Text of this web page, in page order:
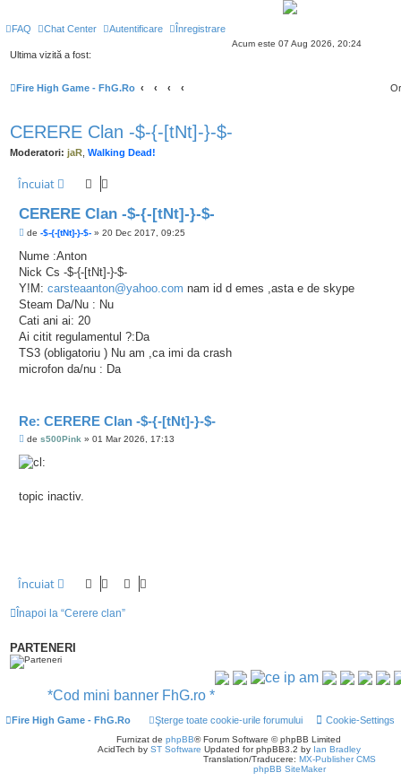
FAQ Chat Center Autentificare Înregistrare
Acum este 07 Aug 2026, 20:24
Ultima vizită a fost:
Fire High Game - FhG.Ro
CERERE Clan -$-{-[tNt]-}-$-
Moderatori: jaR Walking Dead!
Încuiat
CERERE Clan -$-{-[tNt]-}-$-
M
s
j
de -$-{-[tNt]-}-$- » 20 Dec 2017, 09:25
Nume :Anton
Nick Cs -$-{-[tNt]-}-$-
Y!M: carsteaanton@yahoo.com nam id d emes ,asta e de skype
Steam Da/Nu : Nu
Cati ani ai: 20
Ai citit regulamentul ?:Da
TS3 (obligatoriu ) Nu am ,ca imi da crash
microfon da/nu : Da
Re: CERERE Clan -$-{-[tNt]-}-$-
M
s
a
de s500Pink » 01 Mar 2026, 17:13
topic inactiv.
Încuiat
Înapoi la “Cerere clan”
PARTENERI
*Cod mini banner FhG.ro *
Fire High Game - FhG.Ro Cookie-Settings
Şterge toate cookie-urile forumului
Furnizat de phpBB® Forum Software © phpBB Limited
AcidTech by ST Software Updated for phpBB3.2 by Ian Bradley
Translation/Traducere: MX-Publisher CMS
phpBB SiteMaker